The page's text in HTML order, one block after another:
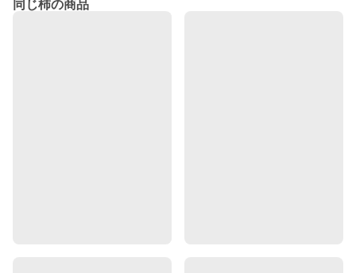
同じ柿の商品